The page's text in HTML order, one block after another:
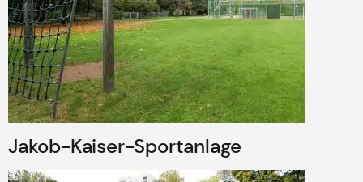
Jakob-Kaiser-Sportanlage